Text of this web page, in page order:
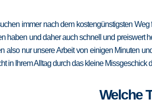
immer nach dem kostengünstigsten
haben und daher auch schnell und preiswert
also nur unsere Arbeit von einigen Minuten
in Ihrem Alltag durch das kleine
Welche